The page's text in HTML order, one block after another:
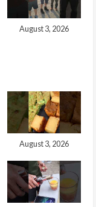
August 3, 2026
August 3, 2026